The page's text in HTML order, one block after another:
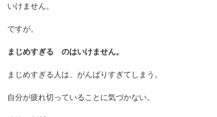
いけません。
ですが。
まじめすぎる のはいけません。
まじめすぎる人は、がんばりすぎてしまう。
自分が疲れ切っていることに気づかない。